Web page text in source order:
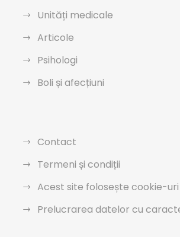
Unități medicale
Articole
Psihologi
Boli și afecțiuni
Contact
Termeni și condiții
Acest site folosește cookie-uri
Prelucrarea datelor cu